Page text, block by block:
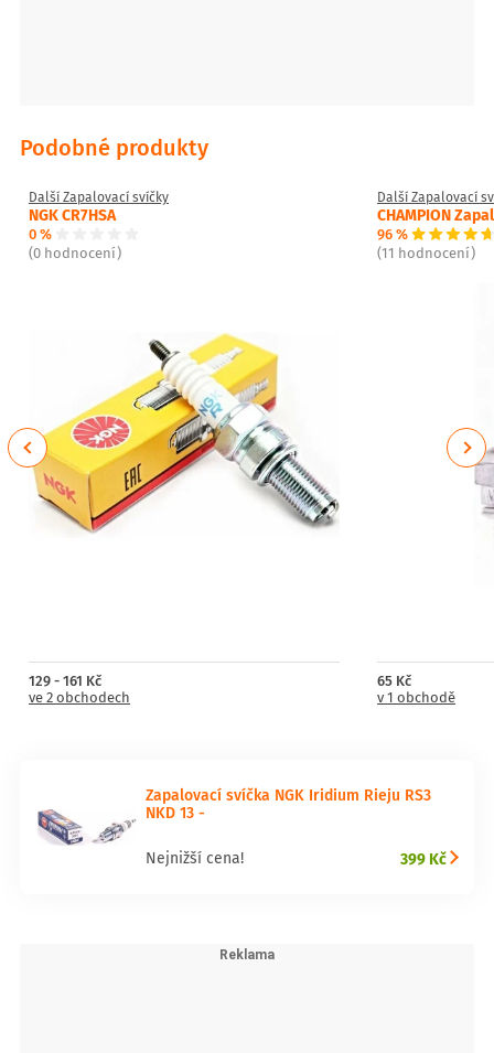
Podobné produkty
Další Zapalovací svíčky
NGK CR7HSA
0 %
(0 hodnocení)
129 - 161 Kč
ve 2 obchodech
Další Zapalovací
CHAMPION
96 %
(11 hodnocení)
65 Kč
v 1 obchodě
Previous Next
Zapalovací svíčka NGK Iridium Rieju RS3
NKD 13 -
Nejnižší cena! 399 Kč